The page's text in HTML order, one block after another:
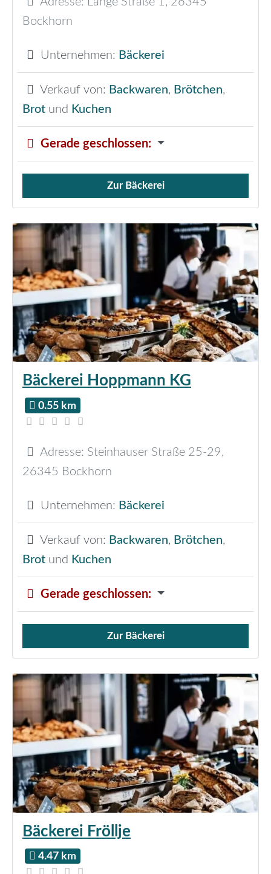
Bockhorn
Unternehmen: Bäckerei
Verkauf von: Backwaren, Brötchen,
Brot und Kuchen
Gerade geschlossen:
Verkauf von Brötchen,
Zur Bäckerei
Bäckerei Hoppmann KG
0.55 km
Adresse: Steinhauser Straße 25-29,
26345 Bockhorn
Unternehmen: Bäckerei
Verkauf von: Backwaren, Brötchen,
Brot und Kuchen
Gerade geschlossen:
Verkauf von Brötchen,
Zur Bäckerei
Bäckerei Fröllje
4.47 km